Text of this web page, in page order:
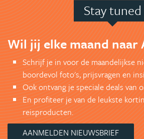
Stay tuned
Wil jij elke maand naar
Schrijf je in voor de maandelijkse
boordevol foto's, prijsvragen en
Ook ontvang je speciale deals van
En profiteer je van de leukste
reisproducten.
AANMELDEN NIEUWSBRIEF